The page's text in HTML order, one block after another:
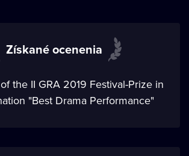
Získané ocenenia
the II GRA 2019 Festival-Prize in
"Best Drama Performance"